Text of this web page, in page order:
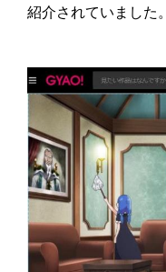
紹介されていました。